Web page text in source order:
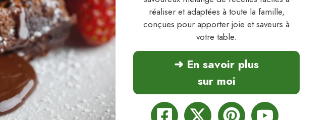
réaliser et adaptées à toute la famille,
conçues pour apporter joie et saveurs à
votre table.
➜ En savoir plus
sur moi